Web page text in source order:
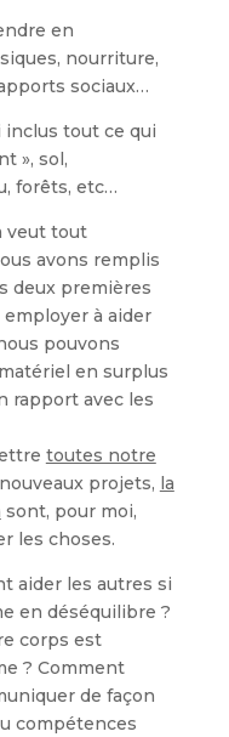
en
nourriture,
sociaux…
inclus tout ce qui
», sol,
forêts, etc…
veut tout
avons remplis
deux premières
à aider
pouvons
en surplus
rapport avec les
toutes notre
projets, la
sont, pour moi,
les choses.
aider les autres si
en déséquilibre ?
corps est
? Comment
de façon
compétences